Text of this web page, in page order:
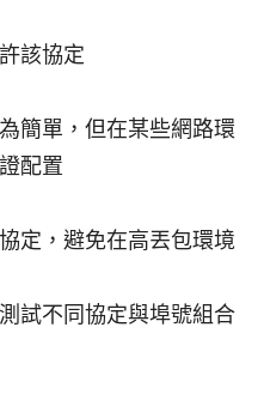
該協定
簡單，但在某些網路環
配置
定，避免在高丟包環境
試不同協定與埠號組合